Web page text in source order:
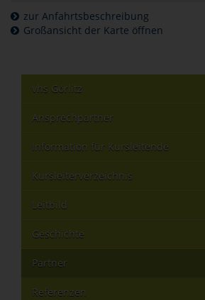
zur Anfahrtsbeschreibung
Großansicht der Karte öffnen
vhs Görlitz
Ansprechpartner
Information für Kursleitende
Kursleiterverzeichnis
Leitbild
Geschichte
Partner
Referenzen